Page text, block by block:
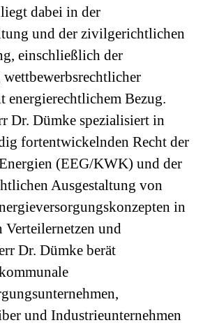
dabei in der
und der zivilgerichtlichen
einschließlich der
energierechtlichem Bezug.
Dr. Dümke spezialisiert in
fortentwickelnden Recht der
(EEG/KWK) und der
Ausgestaltung von
in
Verteilernetzen und
Dr. Dümke berät
und Industrieunternehmen